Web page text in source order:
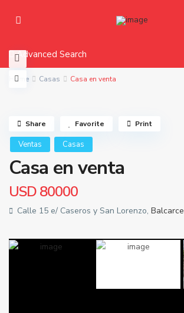
Advanced Search
Home Casas Casa en venta
Ventas Casas
Casa en venta
USD80000
Calle 15 e/ Caseros y San Lorenzo, Balcarce
Share Favorite Print